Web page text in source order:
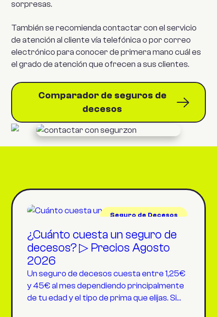
sorpresas.
También se recomienda contactar con el servicio
de atención al cliente vía telefónica o por correo
electrónico para conocer de primera mano cuál es
el grado de atención que ofrecen a sus clientes.
Comparador de seguros de
decesos
Seguro de Decesos
¿Cuánto cuesta un seguro de
decesos? ▷ Precios Agosto
2026
Un seguro de decesos cuesta entre 1,25€
y 45€ al mes dependiendo principalmente
de tu edad y el tipo de prima que elijas. Si